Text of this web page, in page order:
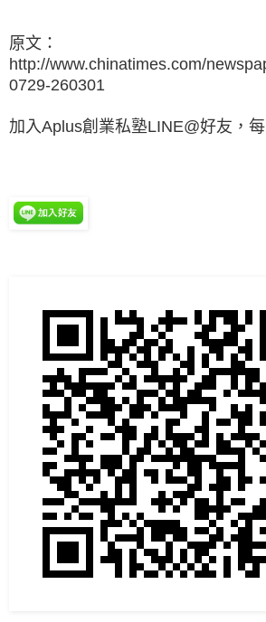
原文：
http://www.chinatimes.com/
0729-260301
加入Aplus創業私塾LINE@好友，